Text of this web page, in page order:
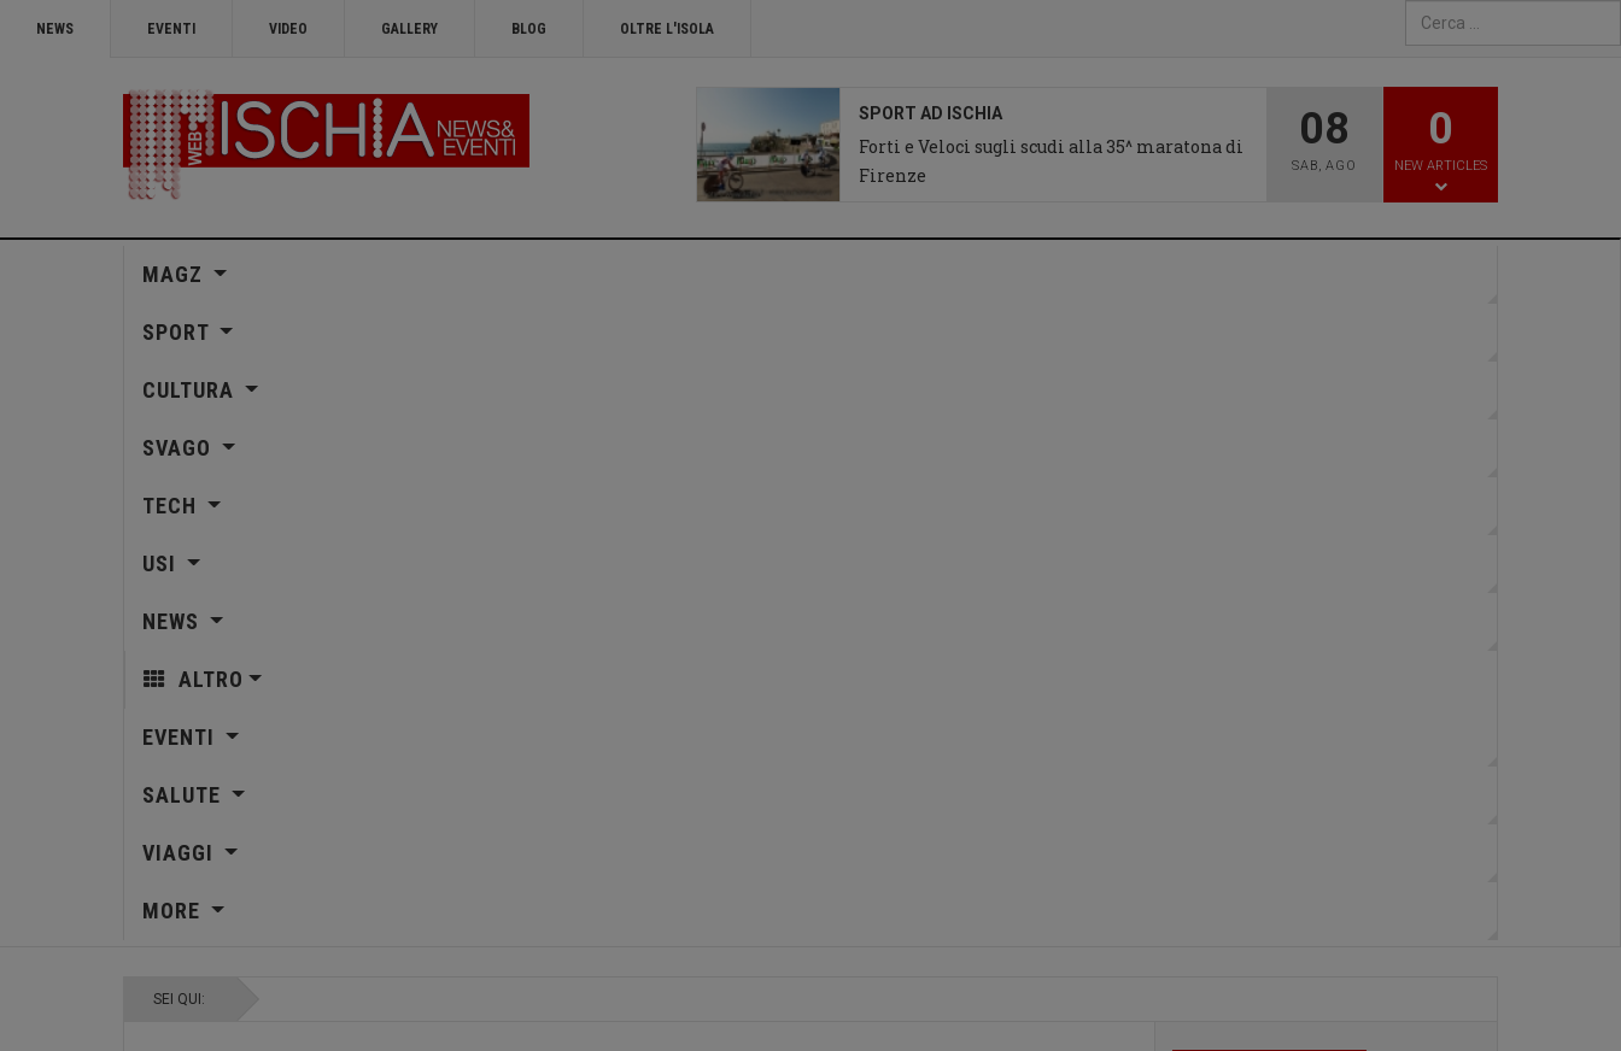
NEWS EVENTI VIDEO GALLERY BLOG OLTRE L'ISOLA
SPORT AD ISCHIA
Forti e Veloci sugli scudi alla 35^ maratona di
Firenze
08
SAB, AGO
0
NEW ARTICLES
MAGZ
SPORT
CULTURA
SVAGO
TECH
USI
NEWS
ALTRO
EVENTI
SALUTE
VIAGGI
MORE
SEI QUI: